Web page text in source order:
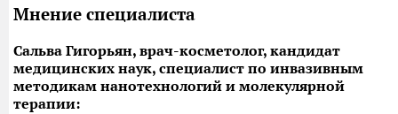
Мнение специалиста
Сальва Гигорьян, врач-косметолог, кандидат
медицинских наук, специалист по инвазивным
методикам нанотехнологий и молекулярной
терапии: